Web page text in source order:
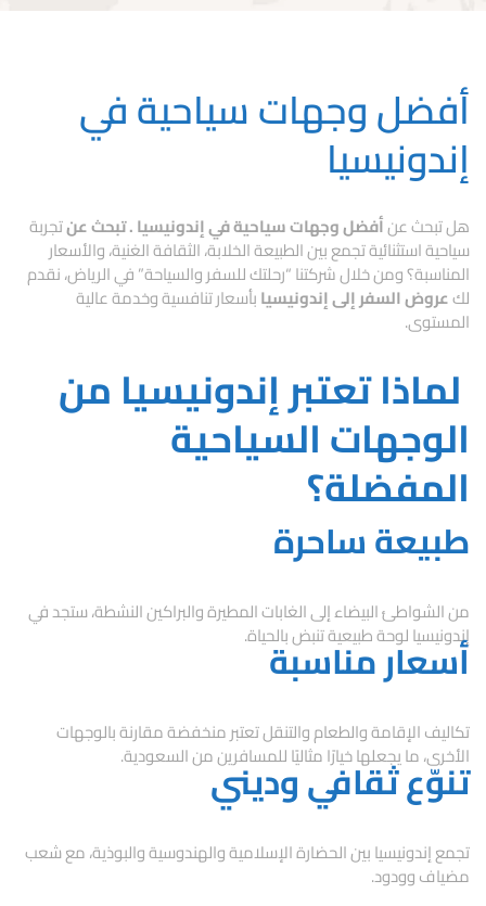
أفضل وجهات سياحية في
إندونيسيا
هل تبحث عنأفضل وجهات سياحية في إندونيسيا . تبحث عنتجربة
سياحية استثنائية تجمع بين الطبيعة الخلابة، الثقافة الغنية، والأسعار
المناسبة؟ومن خلال شركتنا “رحلتك للسفر والسياحة” في الرياض، نقدم
لكعروض السفر إلى إندونيسيابأسعار تنافسية وخدمة عالية
المستوى.
لماذا تعتبر إندونيسيا من
الوجهات السياحية
المفضلة؟
طبيعة ساحرة
من الشواطئ البيضاء إلى الغابات المطيرة والبراكين النشطة، ستجد في
إندونيسيا لوحة طبيعية تنبض بالحياة.
أسعار مناسبة
تكاليف الإقامة والطعام والتنقل تعتبر منخفضة مقارنة بالوجهات
الأخرى، ما يجعلها خيارًا مثاليًا للمسافرين من السعودية.
تنوّع ثقافي وديني
تجمع إندونيسيا بين الحضارة الإسلامية والهندوسية والبوذية، مع شعب
مضياف وودود.